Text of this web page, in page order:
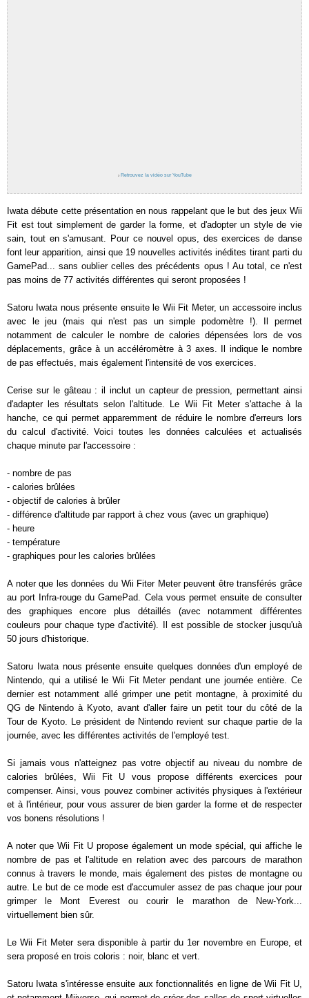
› Retrouvez la vidéo sur YouTube
Iwata débute cette présentation en nous rappelant que le but des jeux Wii
Fit est tout simplement de garder la forme, et d'adopter un style de vie
sain, tout en s'amusant. Pour ce nouvel opus, des exercices de danse
font leur apparition, ainsi que 19 nouvelles activités inédites tirant parti du
GamePad... sans oublier celles des précédents opus ! Au total, ce n'est
pas moins de 77 activités différentes qui seront proposées !
Satoru Iwata nous présente ensuite le Wii Fit Meter, un accessoire inclus
avec le jeu (mais qui n'est pas un simple podomètre !). Il permet
notamment de calculer le nombre de calories dépensées lors de vos
déplacements, grâce à un accéléromètre à 3 axes. Il indique le nombre
de pas effectués, mais également l'intensité de vos exercices.
Cerise sur le gâteau : il inclut un capteur de pression, permettant ainsi
d'adapter les résultats selon l'altitude. Le Wii Fit Meter s'attache à la
hanche, ce qui permet apparemment de réduire le nombre d'erreurs lors
du calcul d'activité. Voici toutes les données calculées et actualisés
chaque minute par l'accessoire :
- nombre de pas
- calories brûlées
- objectif de calories à brûler
- différence d'altitude par rapport à chez vous (avec un graphique)
- heure
- température
- graphiques pour les calories brûlées
A noter que les données du Wii Fiter Meter peuvent être transférés grâce
au port Infra-rouge du GamePad. Cela vous permet ensuite de consulter
des graphiques encore plus détaillés (avec notamment différentes
couleurs pour chaque type d'activité). Il est possible de stocker jusqu'uà
50 jours d'historique.
Satoru Iwata nous présente ensuite quelques données d'un employé de
Nintendo, qui a utilisé le Wii Fit Meter pendant une journée entière. Ce
dernier est notamment allé grimper une petit montagne, à proximité du
QG de Nintendo à Kyoto, avant d'aller faire un petit tour du côté de la
Tour de Kyoto. Le président de Nintendo revient sur chaque partie de la
journée, avec les différentes activités de l'employé test.
Si jamais vous n'atteignez pas votre objectif au niveau du nombre de
calories brûlées, Wii Fit U vous propose différents exercices pour
compenser. Ainsi, vous pouvez combiner activités physiques à l'extérieur
et à l'intérieur, pour vous assurer de bien garder la forme et de respecter
vos bonens résolutions !
A noter que Wii Fit U propose également un mode spécial, qui affiche le
nombre de pas et l'altitude en relation avec des parcours de marathon
connus à travers le monde, mais également des pistes de montagne ou
autre. Le but de ce mode est d'accumuler assez de pas chaque jour pour
grimper le Mont Everest ou courir le marathon de New-York...
virtuellement bien sûr.
Le Wii Fit Meter sera disponible à partir du 1er novembre en Europe, et
sera proposé en trois coloris : noir, blanc et vert.
Satoru Iwata s'intéresse ensuite aux fonctionnalités en ligne de Wii Fit U,